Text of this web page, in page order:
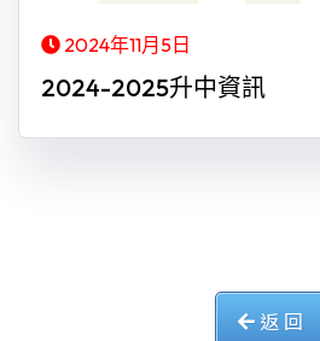
2024年11月5日
2024-2025升中資訊
返 回